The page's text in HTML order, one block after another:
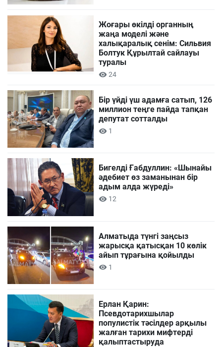
Жоғары өкілді органның
жаңа моделі және
халықаралық сенім: Сильвия
Болтук Құрылтай сайлауы
туралы
24
Бір үйді үш адамға сатып, 126
миллион теңге пайда тапқан
депутат сотталды
1
Бигелді Ғабдуллин: «Шынайы
әдебиет өз заманынан бір
адым алда жүреді»
12
Алматыда түнгі заңсыз
жарысқа қатысқан 10 көлік
айып тұрағына қойылды
1
Ерлан Қарин:
Псевдотарихшылар
популистік тәсілдер арқылы
жалған тарихи мифтерді
қалыптастыруда